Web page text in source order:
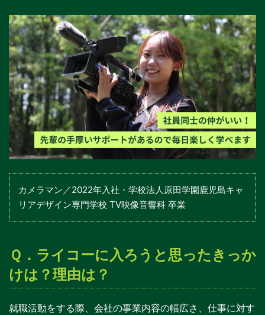
カメラマン／2022年入社・学校法人原田学園鹿児島キャ
リアデザイン専門学校 TV映像音響科 卒業
Ｑ．ライコーに入ろうと思ったきっか
けは？理由は？
就職活動をする際、会社の事業内容の幅広さ、仕事に対す